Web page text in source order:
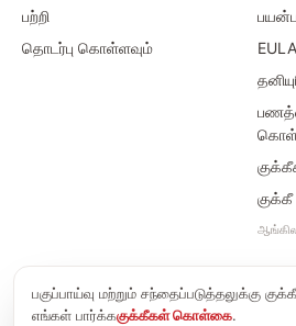
பற்றி
தொடர்பு கொள்ளவும்
EULA
2026
Time Card Calculator ·
பகுப்பாய்வு மற்றும் சந்தைப்படுத்தலுக்கு
எங்கள் பார்க்ககுக்கீகள் கொள்கை.